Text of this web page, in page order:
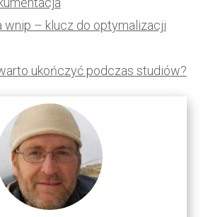
wnip – klucz do optymalizacji
ukończyć podczas studiów?